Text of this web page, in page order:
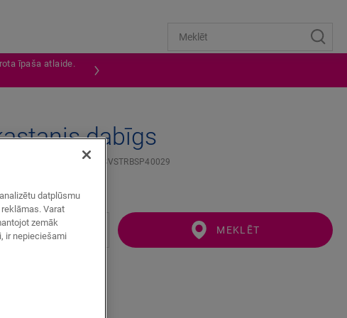
īpaša atlaide.
dabīgs
STAIR COVER - BLOS QSVSTRBSP40029
MEKLĒT
datplūsmu
Varat
zemāk
ir nepieciešami